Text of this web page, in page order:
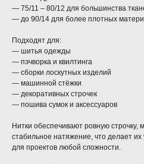
— 75/11 – 80/12 для большинства
— до 90/14 для более плотных
Подходят для:
— шитья одежды
— пэчворка и квилтинга
— сборки лоскутных изделий
— машинной стёжки
— декоративных строчек
— пошива сумок и аксессуаров
Нитки обеспечивают ровную строчку,
стабильное натяжение, что делает
для проектов любой сложности.